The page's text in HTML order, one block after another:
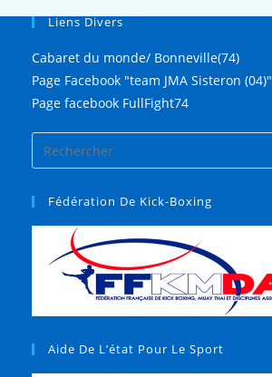
Liens Divers
Cabaret du monde/ Bonneville(74)
Page Facebook "team JMA Sisteron (04)"
Page facebook FullFight74
Fédération De Kick-Boxing
Aide De L’état Pour Le Sport